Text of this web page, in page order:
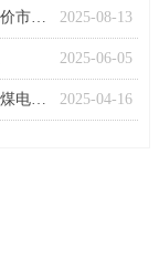
2025-08-13
山东省发改委等三部门发布《新能源上网电价市场化改革实施方案》
2025-06-05
2025-04-16
煤电灵活性改造：两部门联合印发《新一代煤电升级专项行动实施方案(2025—2027年)》